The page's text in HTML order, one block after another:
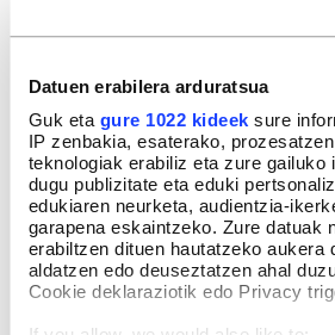
Datuen erabilera arduratsua
Guk eta gure 1022 kideek sure
IP zenbakia, esaterako,
teknologiak erabiliz eta zure gailuko
dugu publizitate eta eduki
edukiaren neurketa, audientzia-
garapena eskaintzeko. Zure datuak
erabiltzen dituen hautatzeko aukera
aldatzen edo deuseztatzen ahal
Cookie deklaraziotik edo Privacy